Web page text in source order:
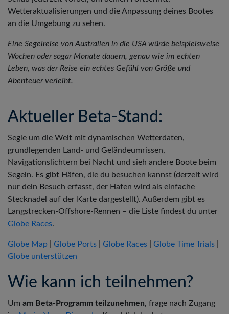
Wetteraktualisierungen und die Anpassung deines Bootes
an die Umgebung zu sehen.
Eine Segelreise von Australien in die USA würde beispielsweise
Wochen oder sogar Monate dauern, genau wie im echten
Leben, was der Reise ein echtes Gefühl von Größe und
Abenteuer verleiht.
Aktueller Beta-Stand:
Segle um die Welt mit dynamischen Wetterdaten,
grundlegenden Land- und Geländeumrissen,
Navigationslichtern bei Nacht und sieh andere Boote beim
Segeln. Es gibt Häfen, die du besuchen kannst (derzeit wird
nur dein Besuch erfasst, der Hafen wird als einfache
Stecknadel auf der Karte dargestellt). Außerdem gibt es
Langstrecken-Offshore-Rennen – die Liste findest du unter
Globe Races.
Globe Map Globe Ports Globe Races Globe Time Trials
Globe unterstützen
Wie kann ich teilnehmen?
Um am Beta-Programm teilzunehmen, frage nach Zugang